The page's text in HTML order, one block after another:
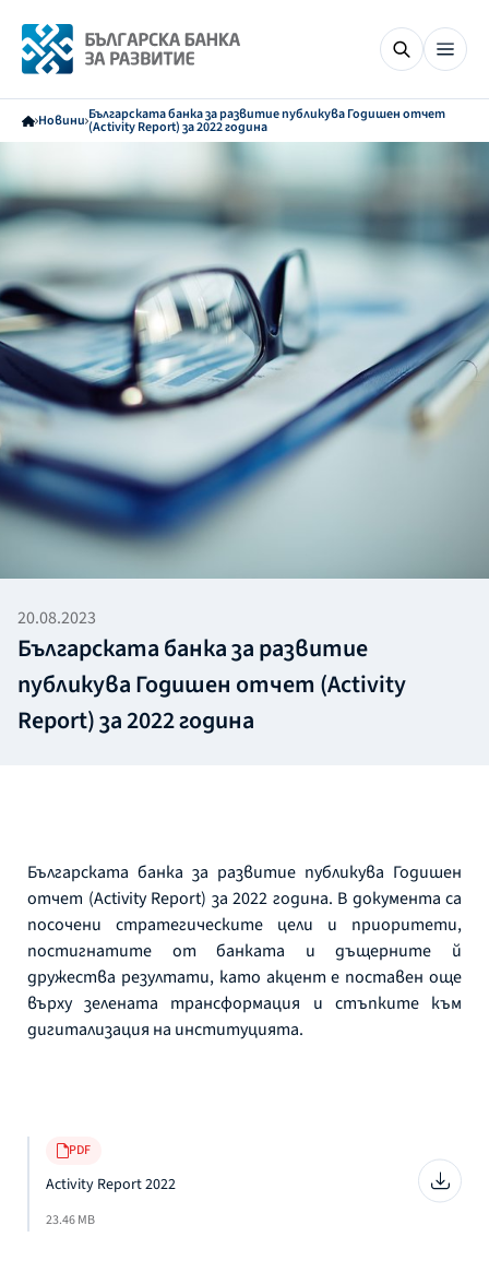
Новини Българската банка за развитие публикува Годишен отчет
(Activity Report) за 2022 година
20.08.2023
Българската банка за развитие
публикува Годишен отчет (Activity
Report) за 2022 година
Българската банка за развитие публикува Годишен
отчет (Activity Report) за 2022 година. В документа са
посочени стратегическите цели и приоритети,
постигнатите от банката и дъщерните й
дружества резултати, като акцент е поставен още
върху зелената трансформация и стъпките към
дигитализация на институцията.
PDF
Activity Report 2022
23.46 MB